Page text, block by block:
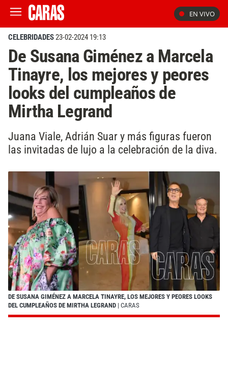
EN VIVO
CELEBRIDADES23-02-2024 19:13
De Susana Giménez a Marcela
Tinayre, los mejores y peores
looks del cumpleaños de
Mirtha Legrand
Juana Viale, Adrián Suar y más figuras fueron
las invitadas de lujo a la celebración de la diva.
DE SUSANA GIMÉNEZ A MARCELA TINAYRE, LOS MEJORES Y PEORES LOOKS
DEL CUMPLEAÑOS DE MIRTHA LEGRAND | CARAS